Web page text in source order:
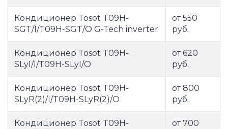
Кондиционер Tosot T09H-
SGT/I/T09H-SGT/O G-Tech inverter
от 550
руб.
Кондиционер Tosot T09H-
SLyI/I/T09H-SLyI/O
от 620
руб.
Кондиционер Tosot T09H-
SLyR(2)/I/T09H-SLyR(2)/O
от 800
руб.
Кондиционер Tosot T09H-
от 700